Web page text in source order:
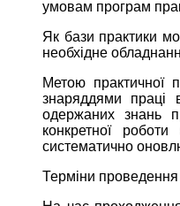
умовам програм
Як бази практики
необхідне
Метою практичної
знаряддями праці
одержаних знань
конкретної
систематично
Терміни